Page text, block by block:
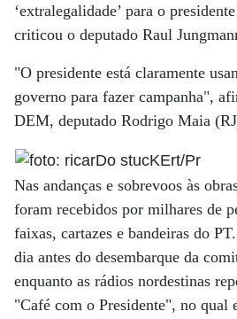
‘extralegalidade’ para o
criticou o deputado Raul
"O presidente está claramente
governo para fazer campanha",
DEM, deputado Rodrigo Maia
Nas andanças e sobrevoos às
foram recebidos por milhares de
faixas, cartazes e bandeiras do
dia antes do desembarque da
enquanto as rádios nordestinas
"Café com o Presidente", no qual